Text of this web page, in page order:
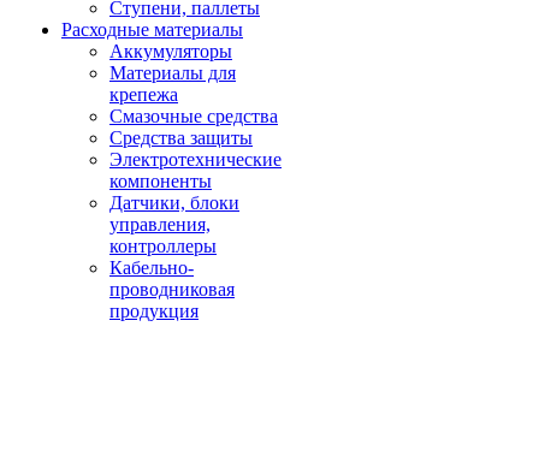
Ступени, паллеты
Расходные материалы
Аккумуляторы
Материалы для
крепежа
Смазочные средства
Средства защиты
Электротехнические
компоненты
Датчики, блоки
управления,
контроллеры
Кабельно-
проводниковая
продукция